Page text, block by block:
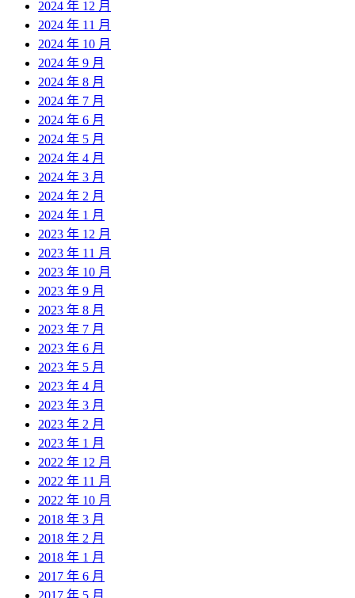
2024 年 12 月
2024 年 11 月
2024 年 10 月
2024 年 9 月
2024 年 8 月
2024 年 7 月
2024 年 6 月
2024 年 5 月
2024 年 4 月
2024 年 3 月
2024 年 2 月
2024 年 1 月
2023 年 12 月
2023 年 11 月
2023 年 10 月
2023 年 9 月
2023 年 8 月
2023 年 7 月
2023 年 6 月
2023 年 5 月
2023 年 4 月
2023 年 3 月
2023 年 2 月
2023 年 1 月
2022 年 12 月
2022 年 11 月
2022 年 10 月
2018 年 3 月
2018 年 2 月
2018 年 1 月
2017 年 6 月